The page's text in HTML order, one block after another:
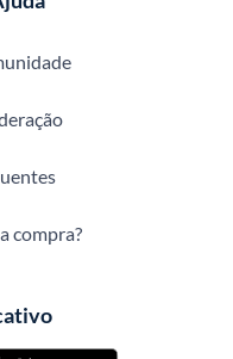
compra?